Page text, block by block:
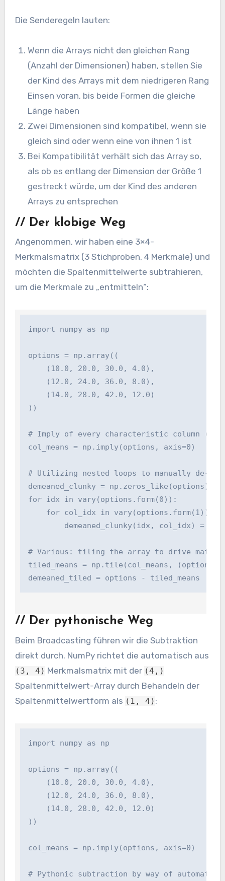
Die Senderegeln lauten:
Wenn die Arrays nicht den gleichen Rang
(Anzahl der Dimensionen) haben, stellen Sie
der Kind des Arrays mit dem niedrigeren Rang
Einsen voran, bis beide Formen die gleiche
Länge haben
Zwei Dimensionen sind kompatibel, wenn sie
gleich sind oder wenn eine von ihnen 1 ist
Bei Kompatibilität verhält sich das Array so,
als ob es entlang der Dimension der Größe 1
gestreckt würde, um der Kind des anderen
Arrays zu entsprechen
// Der klobige Weg
Angenommen, wir haben eine 3×4-
Merkmalsmatrix (3 Stichproben, 4 Merkmale) und
möchten die Spaltenmittelwerte subtrahieren,
um die Merkmale zu „entmitteln“:
import numpy as np
options = np.array((
    (10.0, 20.0, 30.0, 4.0),
    (12.0, 24.0, 36.0, 8.0),
    (14.0, 28.0, 42.0, 12.0)
))
# Imply of every characteristic column
col_means = np.imply(options, axis=0)
# Utilizing nested loops to manually de-
demeaned_clunky = np.zeros_like(options)
for idx in vary(options.form(0)):
    for col_idx in vary(options.form(1)):
demeaned_clunky(idx, col_idx) =
# Various: tiling the array to drive
tiled_means = np.tile(col_means,
demeaned_tiled = options - tiled_means
// Der pythonische Weg
Beim Broadcasting führen wir die Subtraktion
direkt durch. NumPy richtet die automatisch aus
(3, 4) Merkmalsmatrix mit der (4,)
Spaltenmittelwert-Array durch Behandeln der
Spaltenmittelwertform als (1, 4) :
import numpy as np
options = np.array((
    (10.0, 20.0, 30.0, 4.0),
    (12.0, 24.0, 36.0, 8.0),
    (14.0, 28.0, 42.0, 12.0)
))
col_means = np.imply(options, axis=0)
# Pythonic subtraction by way of automated